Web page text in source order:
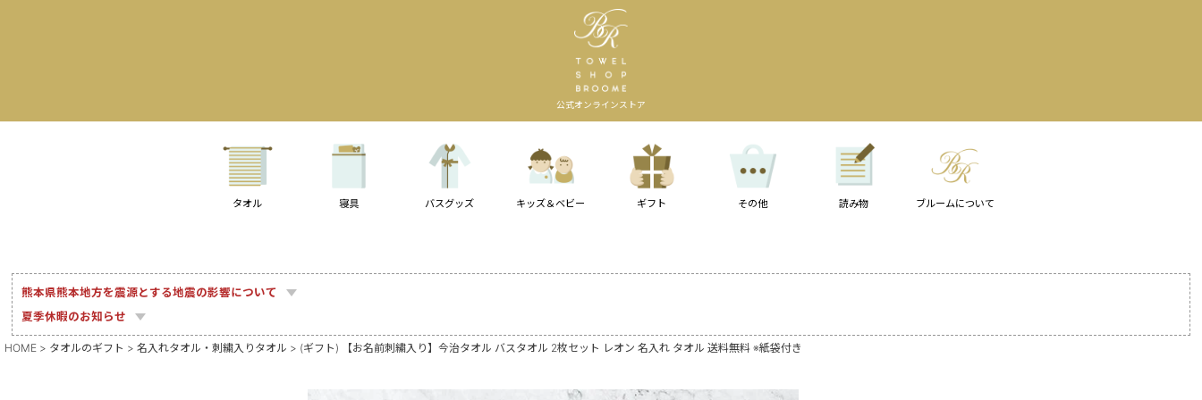
公式オンラインストア
タオル 寝具 バスグッズ キッズ＆ベビー ギフト その他 読み物 ブルームについて
熊本県熊本地方を震源とする地震の影響について
夏季休暇のお知らせ
HOME タオルのギフト 名入れタオル・刺繍入りタオル (ギフト) 【お名前刺繍入り】今治タオル バスタオル 2枚セット レオン 名入れ タオル 送料無料 ※紙袋付き